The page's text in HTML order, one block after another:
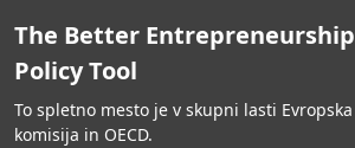
The Better Entrepreneurship
Policy Tool
To spletno mesto je v skupni lasti Evropska
komisija in OECD.